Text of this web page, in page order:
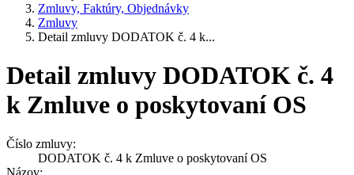
Zmluvy, Faktúry, Objednávky
Zmluvy
Detail zmluvy DODATOK č. 4 k...
Detail zmluvy DODATOK č. 4
k Zmluve o poskytovaní OS
Číslo zmluvy:
DODATOK č. 4 k Zmluve o poskytovaní OS
Názov: